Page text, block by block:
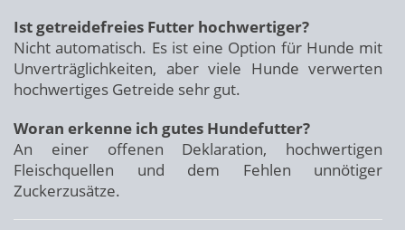
Ist getreidefreies Futter hochwertiger?
Nicht automatisch. Es ist eine Option für Hunde mit
Unverträglichkeiten, aber viele Hunde verwerten
hochwertiges Getreide sehr gut.
Woran erkenne ich gutes Hundefutter?
An einer offenen Deklaration, hochwertigen
Fleischquellen und dem Fehlen unnötiger
Zuckerzusätze.